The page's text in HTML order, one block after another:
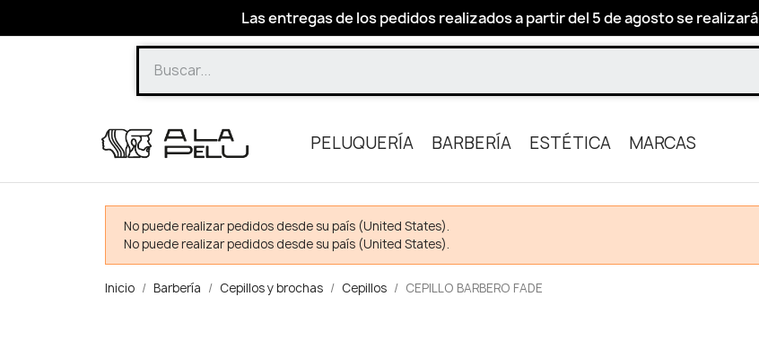
Las entregas de los pedidos realizados a partir del 5 de agosto se
PELUQUERÍA BARBERÍA ESTÉTICA MARCAS
No puede realizar pedidos desde su país (United States).
No puede realizar pedidos desde su país (United States).
Inicio Barbería Cepillos y brochas Cepillos CEPILLO BARBERO FADE